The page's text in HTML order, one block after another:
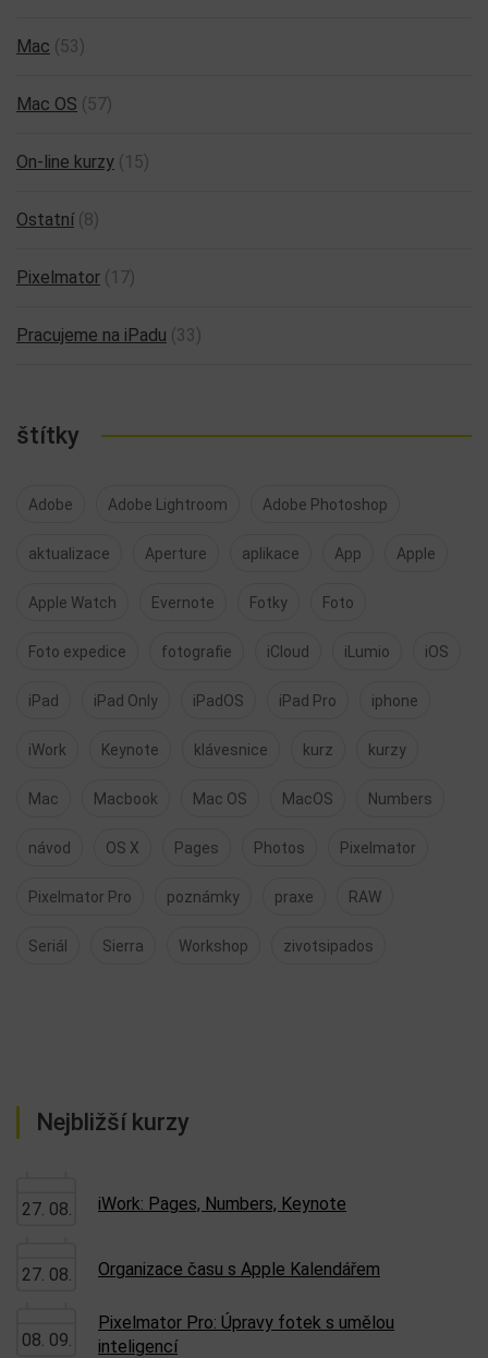
Mac (53)
Mac OS (57)
On-line kurzy (15)
Ostatní (8)
Pixelmator (17)
Pracujeme na iPadu (33)
štítky
Adobe Adobe Lightroom Adobe Photoshop
aktualizace Aperture aplikace App Apple
Apple Watch Evernote Fotky Foto
Foto expedice fotografie iCloud iLumio iOS
iPad iPad Only iPadOS iPad Pro iphone
iWork Keynote klávesnice kurz kurzy
Mac Macbook Mac OS MacOS Numbers
návod OS X Pages Photos Pixelmator
Pixelmator Pro poznámky praxe RAW
Seriál Sierra Workshop zivotsipados
Nejbližší kurzy
27. 08. iWork: Pages, Numbers, Keynote
27. 08. Organizace času s Apple Kalendářem
08. 09.
Pixelmator Pro: Úpravy fotek s umělou
inteligencí